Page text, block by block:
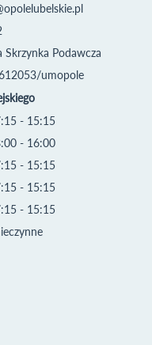
Skrzynka Podawcza
umopole
- 15:15
- 16:00
- 15:15
- 15:15
- 15:15